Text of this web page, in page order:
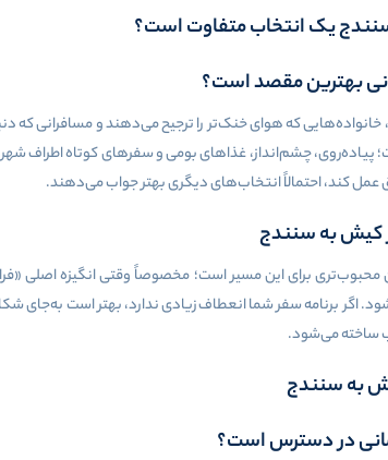
یک انتخاب متفاوت است؟
بهترین مقصد است؟
که هوای خنک‌تر را ترجیح می‌دهند و مسافرانی
پیاده‌روی، چشم‌انداز، غذاهای بومی و سفرهای کوتاه اطراف
کند، احتمالاً انتخاب‌های دیگری بهتر جواب می‌دهند.
کیش به سنندج
برای این مسیر است؛ مخصوصاً وقتی انگیزه اصلی
اگر برنامه سفر شما انعطاف زیادی ندارد، بهتر است
ساخته می‌شود.
به سنندج
در دسترس است؟